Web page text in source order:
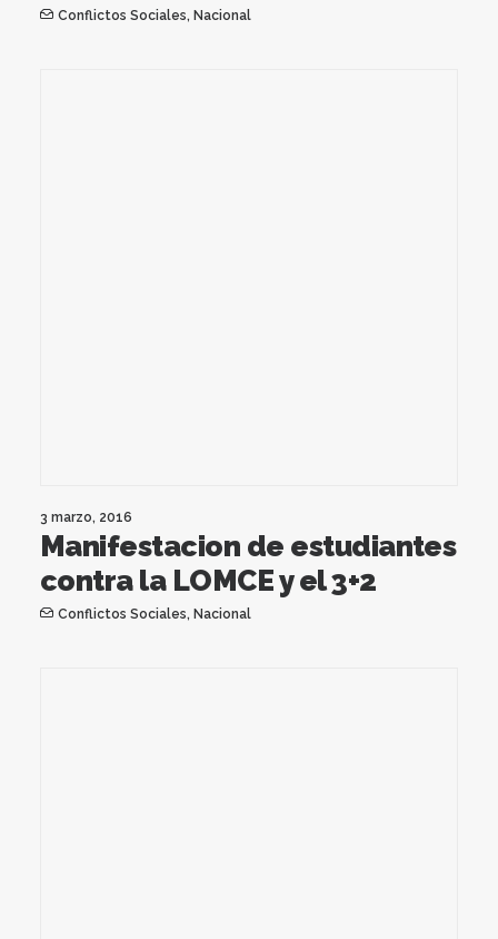
Conflictos Sociales, Nacional
3 marzo, 2016
Manifestacion de estudiantes
contra la LOMCE y el 3+2
Conflictos Sociales, Nacional